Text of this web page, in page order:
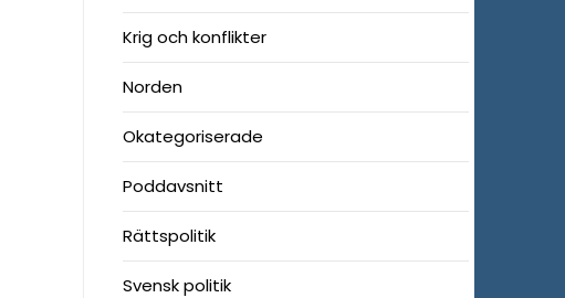
Krig och konflikter
Norden
Okategoriserade
Poddavsnitt
Rättspolitik
Svensk politik